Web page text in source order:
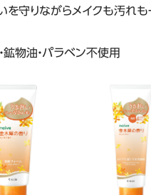
守りながらメイクも汚れも
物油・パラベン不使用